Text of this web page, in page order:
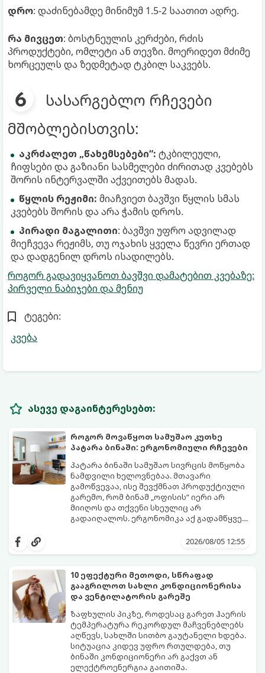
დრო: დაძინებამდე მინიმუმ 1.5-2 საათით ადრე.
რა მივცეთ: ბოსტნეულის კერძები, რძის
პროდუქტები, ომლეტი ან თევზი. მოერიდეთ მძიმე
ხორცეულს და ზედმეტად ტკბილ საკვებს.
სასარგებლო რჩევები
მშობლებისთვის:
აკრძალეთ „წახემსებები“: ტკბილეული,
ჩიფსები და გაზიანი სასმელები ძირითად კვებებს
შორის ინტერვალში აქვეითებს მადას.
წყლის რეჟიმი: მიაჩვიეთ ბავშვი წყლის სმას
კვებებს შორის და არა ჭამის დროს.
პირადი მაგალითი: ბავშვი უფრო ადვილად
მიეჩვევა რეჟიმს, თუ ოჯახის ყველა წევრი ერთად
და დადგენილ დროს ისადილებს.
როგორ გადავიყვანოთ ბავშვი დამატებით კვებაზე:
პირველი ნაბიჯები და მენიუ
ტეგები:
კვება
ასევე დაგაინტერესებთ:
როგორ მოვაწყოთ სამუშაო კუთხე
პატარა ბინაში: ერგონომიული რჩევები
პატარა ბინაში სამუშაო სივრცის მოწყობა
ნამდვილი ხელოვნებაა. მთავარი
გამოწვევაა, ისე შევქმნათ პროდუქტიული
გარემო, რომ ბინამ „ოფისის“ იერი არ
მიიღოს და თქვენი სხეულიც არ
გადაიღალოს. ერგონომიკა აქ გადამწყვეტ
2026/08/05 12:55
10 ეფექტური მეთოდი, სწრაფად
გააგრილოთ სახლი კონდიციონერისა
და ვენტილატორის გარეშე
ზაფხულის პიკზე, როდესაც გარეთ ჰაერის
ტემპერატურა რეკორდულ მაჩვენებლებს
აღწევს, სახლში სითბო გაუტანელი ხდება.
სიტუაცია კიდევ უფრო რთულდება, თუ
ბინაში კონდიციონერი არ გაქვთ ან
ელექტროენერგია გაითიშა.